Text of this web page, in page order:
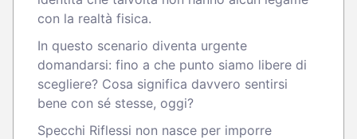
con la realtà fisica.
In questo scenario diventa urgente
domandarsi: fino a che punto siamo libere di
scegliere? Cosa significa davvero sentirsi
bene con sé stesse, oggi?
Specchi Riflessi non nasce per imporre